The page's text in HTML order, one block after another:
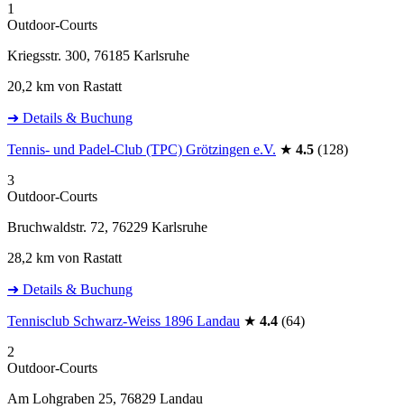
1
Outdoor-Courts
Kriegsstr. 300, 76185 Karlsruhe
20,2 km von Rastatt
➜ Details & Buchung
Tennis- und Padel-Club (TPC) Grötzingen e.V. ★ 4.5 (128)
3
Outdoor-Courts
Bruchwaldstr. 72, 76229 Karlsruhe
28,2 km von Rastatt
➜ Details & Buchung
Tennisclub Schwarz-Weiss 1896 Landau ★ 4.4 (64)
2
Outdoor-Courts
Am Lohgraben 25, 76829 Landau